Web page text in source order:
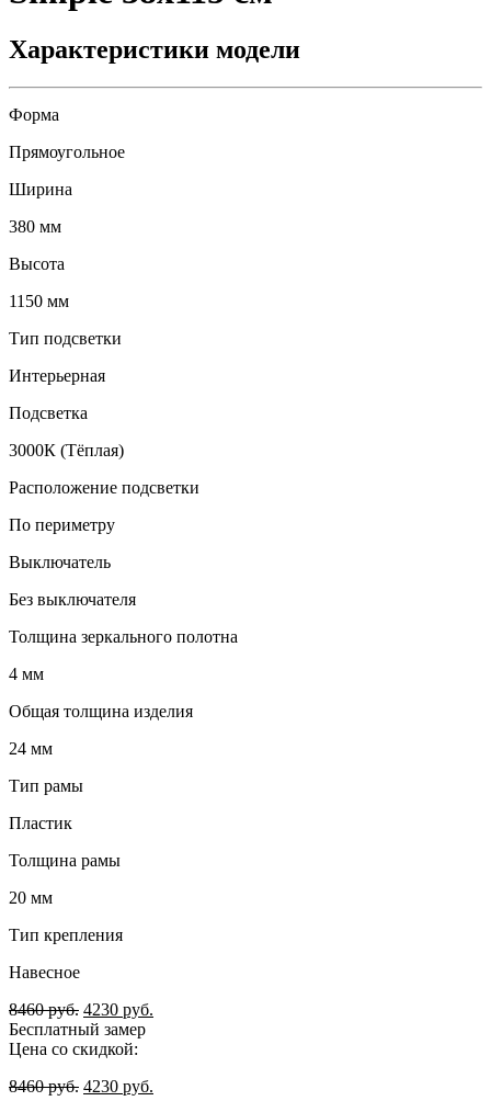
Характеристики модели
Форма
Прямоугольное
Ширина
380 мм
Высота
1150 мм
Тип подсветки
Интерьерная
Подсветка
3000К (Тёплая)
Расположение подсветки
По периметру
Выключатель
Без выключателя
Толщина зеркального полотна
4 мм
Общая толщина изделия
24 мм
Тип рамы
Пластик
Толщина рамы
20 мм
Тип крепления
Навесное
8460руб. 4230 руб.
Бесплатный замер
Цена со скидкой:
8460руб. 4230 руб.